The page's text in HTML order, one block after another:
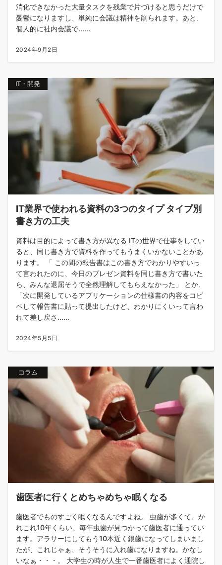
消化できなかった大量タスクを残業で片づけると思うだけで
憂鬱になりますし、単純に会議は精神を削られます。あと、
個人的に社内会議で......
2024年9月2日
IT・開発
IT業界で使われる資料の3つのタイプ タイプ別
書き方の工夫
資料は目的によって書き方が異なる ITの世界で仕事をしてい
ると、同じ書き方で資料を作ってもうまくいかないことがあ
ります。 「 この間の報告書はこの書き方でわかりやすいっ
て言われたのに、今日のプレゼン資料を同じ書き方で書いた
ら、みんな退屈そうで全然理解してもらえなかった」 とか、
「次に開発しているアプリケーションの仕様書の内容をコピ
ペして報告書に貼って提出したけど、わかりにくいって言わ
れて差し戻さ......
2024年5月5日
コラム
歯医者に行くとめちゃめちゃ眠くなる
歯医者でものすごく眠くなるんですよね。 虫歯が多くて、か
れこれ10年くらい、毎年虫歯が見つかって歯医者に通ってい
ます。アラサーにしてもう10本近く銀歯になってしまいまし
たが、これじゃぁ、そうそうに入れ歯になりますね。かなし
いなぁ・・・。 大学生の時が人生で一番歯医者によく通院し